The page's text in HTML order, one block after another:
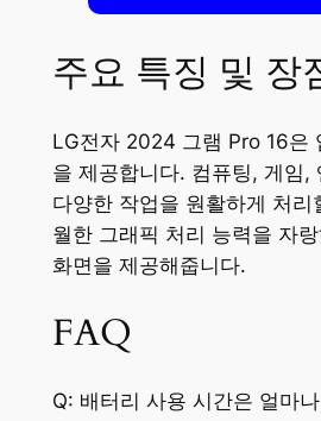
주요 특징 및 장
LG전자 2024 그램 Pro 16은
을 제공합니다. 컴퓨팅, 게임,
다양한 작업을 원활하게 처
월한 그래픽 처리 능력을 자
화면을 제공해줍니다.
FAQ
Q: 배터리 사용 시간은 얼마